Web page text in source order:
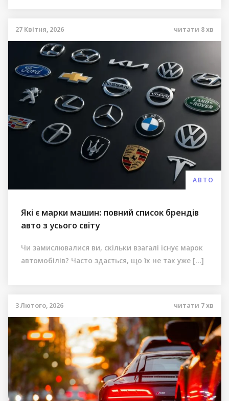
27 Квітня, 2026 читати 8хв
АВТО
Які є марки машин: повний список брендів
авто з усього світу
Чи замислювалися ви, скільки взагалі існує марок
автомобілів? Часто здається, що їх не так уже […]
3 Лютого, 2026 читати 7хв